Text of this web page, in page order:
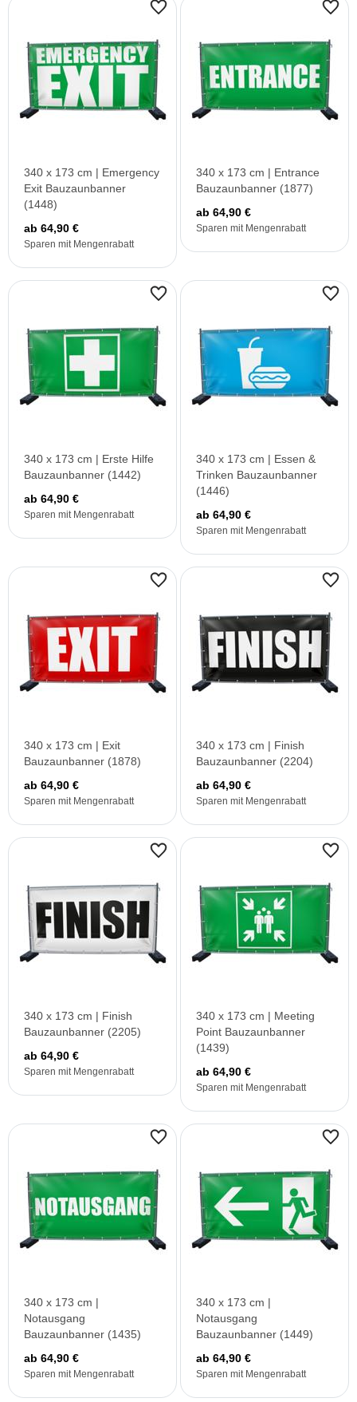
340 x 173 cm | Emergency
Exit Bauzaunbanner
(1448)
ab 64,90 €
Sparen mit Mengenrabatt
340 x 173 cm | Entrance
Bauzaunbanner (1877)
ab 64,90 €
Sparen mit Mengenrabatt
340 x 173 cm | Erste Hilfe
Bauzaunbanner (1442)
ab 64,90 €
Sparen mit Mengenrabatt
340 x 173 cm | Essen &
Trinken Bauzaunbanner
(1446)
ab 64,90 €
Sparen mit Mengenrabatt
340 x 173 cm | Exit
Bauzaunbanner (1878)
ab 64,90 €
Sparen mit Mengenrabatt
340 x 173 cm | Finish
Bauzaunbanner (2204)
ab 64,90 €
Sparen mit Mengenrabatt
340 x 173 cm | Finish
Bauzaunbanner (2205)
ab 64,90 €
Sparen mit Mengenrabatt
340 x 173 cm | Meeting
Point Bauzaunbanner
(1439)
ab 64,90 €
Sparen mit Mengenrabatt
340 x 173 cm |
Notausgang
Bauzaunbanner (1435)
ab 64,90 €
Sparen mit Mengenrabatt
340 x 173 cm |
Notausgang
Bauzaunbanner (1449)
ab 64,90 €
Sparen mit Mengenrabatt